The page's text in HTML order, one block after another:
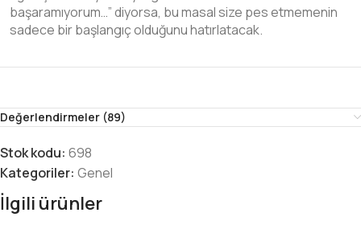
başaramıyorum…” diyorsa, bu masal size pes etmemenin
sadece bir başlangıç olduğunu hatırlatacak.
Değerlendirmeler (89)
Stok kodu: 698
Kategoriler: Genel
İlgili ürünler